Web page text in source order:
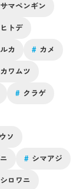
マペンギン
トデ
カ # カメ
カワムツ
# クラゲ
ソ
# シマアジ
シロワニ